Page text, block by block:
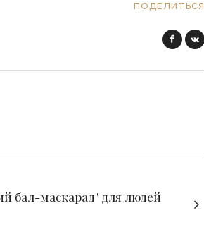
ПОДЕЛИТЬСЯ
бал-маскарад" для людей